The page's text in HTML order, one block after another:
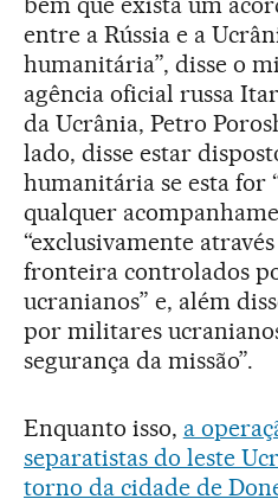
entre a Rússia e a
humanitária”, disse o
agência oficial russa
da Ucrânia, Petro
lado, disse estar
humanitária se esta for
qualquer
“exclusivamente
fronteira controlados
ucranianos” e, além
por militares
segurança da missão”.
Enquanto isso, a
separatistas do leste
torno da cidade de